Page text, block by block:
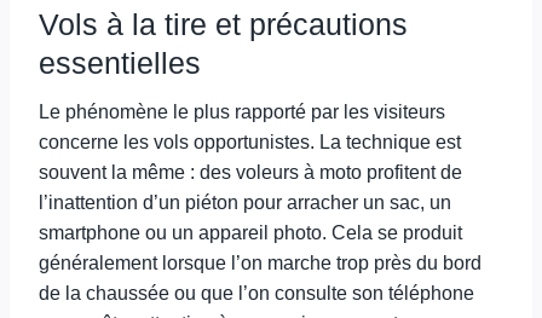
Vols à la tire et précautions
essentielles
Le phénomène le plus rapporté par les visiteurs
concerne les vols opportunistes. La technique est
souvent la même : des voleurs à moto profitent de
l’inattention d’un piéton pour arracher un sac, un
smartphone ou un appareil photo. Cela se produit
généralement lorsque l’on marche trop près du bord
de la chaussée ou que l’on consulte son téléphone